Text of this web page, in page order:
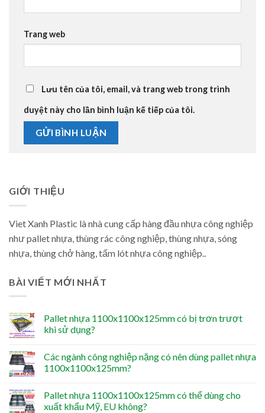
Trang web
Lưu tên của tôi, email, và trang web trong trình
duyệt này cho lần bình luận kế tiếp của tôi.
GIỚI THIỆU
Viet Xanh Plastic là nhà cung cấp hàng đầu nhựa công nghiệp
như pallet nhựa, thùng rác công nghiệp, thùng nhựa, sóng
nhựa, thùng chở hàng, tấm lót nhựa công nghiệp..
BÀI VIẾT MỚI NHẤT
Pallet nhựa 1100x1100x125mm có bị trơn trượt
khi sử dụng?
Các ngành công nghiệp nặng có nên dùng pallet nhựa
1100x1100x125mm?
Pallet nhựa 1100x1100x125mm có thể dùng cho
xuất khẩu Mỹ, EU không?